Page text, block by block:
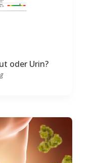
oder Urin?